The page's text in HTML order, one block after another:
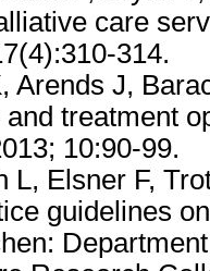
care
17(4):310-
Arends J,
treatment
2013; 10:90-
L, Elsner F,
guidelines